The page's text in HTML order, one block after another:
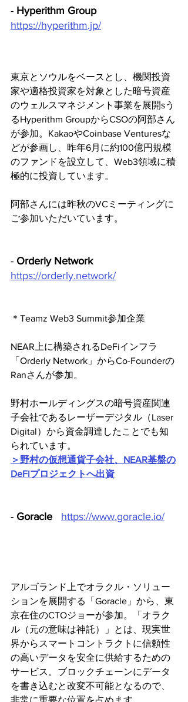
- Hyperithm Group
https://hyperithm.jp/
東京とソウルをベースとし、機関投資
家や適格投資家を対象とした暗号資産
のウェルスマネジメント事業を展開sう
るHyperithm GroupからCSOの阿部さん
が参加。KakaoやCoinbase Venturesな
どが参画し、昨年6月に約100億円規模
のファンドを設立して、Web3領域に積
極的に投資しています。
阿部さんには昨秋のVCミーティングに
ご参加いただいています。
- Orderly Network
https://orderly.network/
＊Teamz Web3 Summit参加企業
NEAR上に構築されるDeFiインフラ
「Orderly Network」からCo-Founderの
Ranさんが参加。
野村ホールディングスの暗号資産関連
子会社であるレーザーデジタル（Laser
Digital）から資金調達したことでも知
られています。
＞野村の仮想通貨子会社、NEAR基盤の
DeFiプロジェクトへ出資
- Goracle https://www.goracle.io/
アルゴランド上でオラクル・ソリュー
ションを展開する「Goracle」から、東
京在住のCTOジョーが参加。「オラク
ル（元の意味は神託）」とは、現実世
界からスマートコントラクトに信頼性
の高いデータを安全に供給するための
サービス。ブロックチェーンにデータ
を書き込むと改変不可能となるので、
非常に重要な位置を占めます。